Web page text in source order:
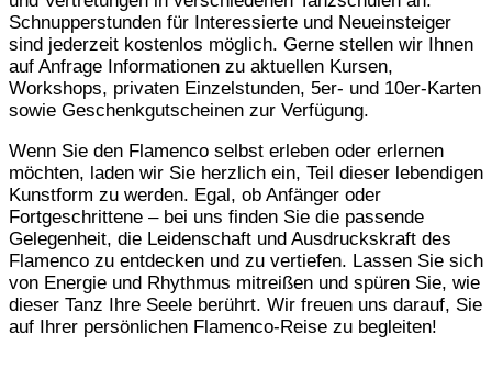
Schnupperstunden für Interessierte und Neueinsteiger
sind jederzeit kostenlos möglich. Gerne stellen wir Ihnen
auf Anfrage Informationen zu aktuellen Kursen,
Workshops, privaten Einzelstunden, 5er- und 10er-Karten
sowie Geschenkgutscheinen zur Verfügung.
Wenn Sie den Flamenco selbst erleben oder erlernen
möchten, laden wir Sie herzlich ein, Teil dieser lebendigen
Kunstform zu werden. Egal, ob Anfänger oder
Fortgeschrittene – bei uns finden Sie die passende
Gelegenheit, die Leidenschaft und Ausdruckskraft des
Flamenco zu entdecken und zu vertiefen. Lassen Sie sich
von Energie und Rhythmus mitreißen und spüren Sie, wie
dieser Tanz Ihre Seele berührt. Wir freuen uns darauf, Sie
auf Ihrer persönlichen Flamenco-Reise zu begleiten!